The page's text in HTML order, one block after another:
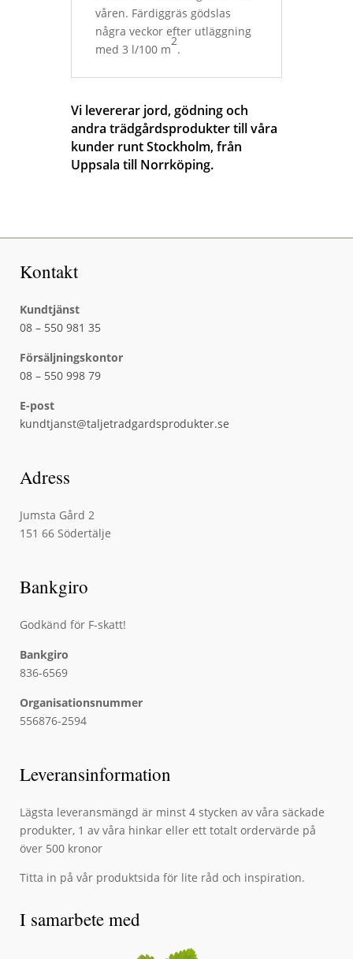
våren. Färdiggräs gödslas
några veckor efter utläggning
med 3 l/100 m
2
.
Vi levererar jord, gödning och
andra trädgårdsprodukter till våra
kunder runt Stockholm, från
Uppsala till Norrköping.
Kontakt
Kundtjänst
08 – 550 981 35
Försäljningskontor
08 – 550 998 79
E-post
kundtjanst@taljetradgardsprodukter.se
Adress
Jumsta Gård 2
151 66 Södertälje
Bankgiro
Godkänd för F-skatt!
Bankgiro
836-6569
Organisationsnummer
556876-2594
Leveransinformation
Lägsta leveransmängd är minst 4 stycken av våra säckade
produkter, 1 av våra hinkar eller ett totalt ordervärde på
över 500 kronor
Titta in på vår produktsida för lite råd och inspiration.
I samarbete med